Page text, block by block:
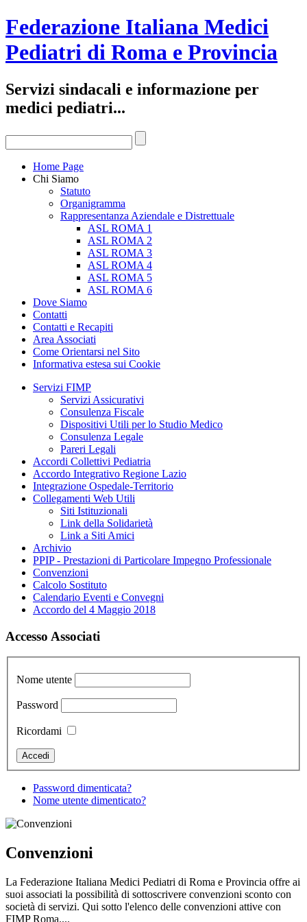
Federazione Italiana Medici
Pediatri di Roma e Provincia
Servizi sindacali e informazione per
medici pediatri...
Home Page
Chi Siamo
Statuto
Organigramma
Rappresentanza Aziendale e Distrettuale
ASL ROMA 1
ASL ROMA 2
ASL ROMA 3
ASL ROMA 4
ASL ROMA 5
ASL ROMA 6
Dove Siamo
Contatti
Contatti e Recapiti
Area Associati
Come Orientarsi nel Sito
Informativa estesa sui Cookie
Servizi FIMP
Servizi Assicurativi
Consulenza Fiscale
Dispositivi Utili per lo Studio Medico
Consulenza Legale
Pareri Legali
Accordi Collettivi Pediatria
Accordo Integrativo Regione Lazio
Integrazione Ospedale-Territorio
Collegamenti Web Utili
Siti Istituzionali
Link della Solidarietà
Link a Siti Amici
Archivio
PPIP - Prestazioni di Particolare Impegno Professionale
Convenzioni
Calcolo Sostituto
Calendario Eventi e Convegni
Accordo del 4 Maggio 2018
Accesso Associati
Nome utente
Password
Ricordami
Password dimenticata?
Nome utente dimenticato?
Convenzioni
La Federazione Italiana Medici Pediatri di Roma e Provincia offre ai
suoi associati la possibilità di sottoscrivere convenzioni sconto con
società di servizi. Qui sotto l'elenco delle convenzioni attive con
FIMP Roma....